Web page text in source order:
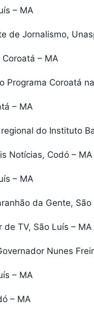
– MA
de Jornalismo,
– MA
Programa Coroatá
– MA
do Instituto
Notícias, Codó – MA
– MA
da Gente, São
de TV, São Luís – MA
Nunes
– MA
– MA